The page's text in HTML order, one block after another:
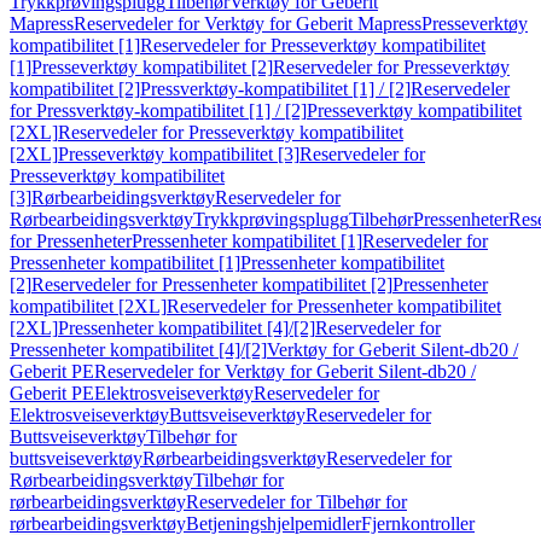
MapressReservedeler for Verktøy for Geberit MapressPresseverktøy
kompatibilitet [1]Reservedeler for Presseverktøy kompatibilitet
[1]Presseverktøy kompatibilitet [2]Reservedeler for Presseverktøy
kompatibilitet [2]Pressverktøy-kompatibilitet [1] / [2]Reservedeler
for Pressverktøy-kompatibilitet [1] / [2]Presseverktøy kompatibilitet
[2XL]Reservedeler for Presseverktøy kompatibilitet
[2XL]Presseverktøy kompatibilitet [3]Reservedeler for
Presseverktøy kompatibilitet
[3]RørbearbeidingsverktøyReservedeler for
RørbearbeidingsverktøyTrykkprøvingspluggTilbehørPressenheter
for PressenheterPressenheter kompatibilitet [1]Reservedeler for
Pressenheter kompatibilitet [1]Pressenheter kompatibilitet
[2]Reservedeler for Pressenheter kompatibilitet [2]Pressenheter
kompatibilitet [2XL]Reservedeler for Pressenheter kompatibilitet
[2XL]Pressenheter kompatibilitet [4]/[2]Reservedeler for
Pressenheter kompatibilitet [4]/[2]Verktøy for Geberit Silent-db20 /
Geberit PEReservedeler for Verktøy for Geberit Silent-db20 /
Geberit PEElektrosveiseverktøyReservedeler for
ElektrosveiseverktøyButtsveiseverktøyReservedeler for
ButtsveiseverktøyTilbehør for
buttsveiseverktøyRørbearbeidingsverktøyReservedeler for
RørbearbeidingsverktøyTilbehør for
rørbearbeidingsverktøyReservedeler for Tilbehør for
rørbearbeidingsverktøyBetjeningshjelpemidlerFjernkontroller